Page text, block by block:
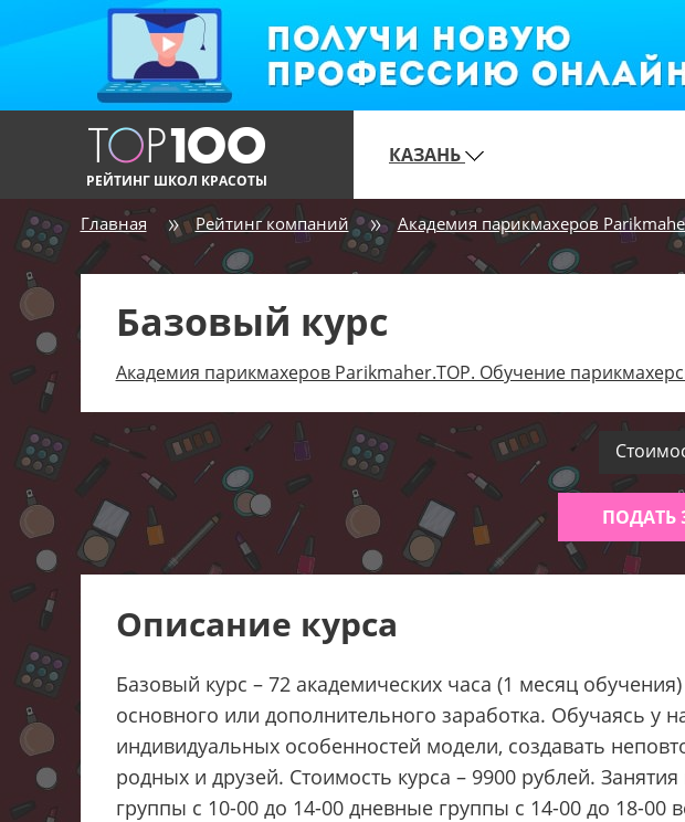
РЕЙТИНГ ШКОЛ КРАСОТЫ
КАЗАНЬ
Главная Рейтинг компаний Академия парикмахеров
Базовый курс
Академия парикмахеров Parikmaher.TOP. Обучение
ПОДАТЬ
Описание курса
Базовый курс – 72 академических часа (1 месяц
основного или дополнительного заработка. Обучаясь у
индивидуальных особенностей модели, создавать
родных и друзей. Стоимость курса – 9900 рублей.
группы с 10-00 до 14-00 дневные группы c 14-00 до 18-00